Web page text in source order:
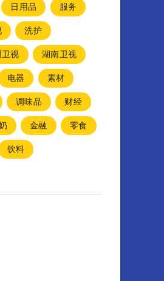
日用品
服务
洗护
视
湖南卫视
电器
素材
调味品
财经
金融
零食
饮料